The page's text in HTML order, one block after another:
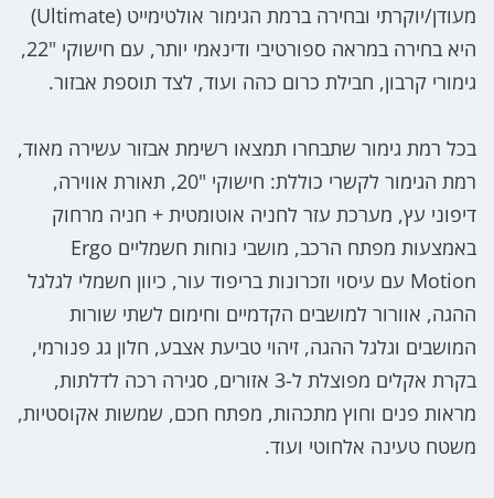
מעודן/יוקרתי ובחירה ברמת הגימור אולטימייט (Ultimate)
היא בחירה במראה ספורטיבי ודינאמי יותר, עם חישוקי "22,
גימורי קרבון, חבילת כרום כהה ועוד, לצד תוספת אבזור.
בכל רמת גימור שתבחרו תמצאו רשימת אבזור עשירה מאוד,
רמת הגימור לקשרי כוללת: חישוקי "20, תאורת אווירה,
דיפוני עץ, מערכת עזר לחניה אוטומטית + חניה מרחוק
באמצעות מפתח הרכב, מושבי נוחות חשמליים Ergo
Motion עם עיסוי וזכרונות בריפוד עור, כיוון חשמלי לגלגל
ההגה, אוורור למושבים הקדמיים וחימום לשתי שורות
המושבים וגלגל ההגה, זיהוי טביעת אצבע, חלון גג פנורמי,
בקרת אקלים מפוצלת ל-3 אזורים, סגירה רכה לדלתות,
מראות פנים וחוץ מתכהות, מפתח חכם, שמשות אקוסטיות,
משטח טעינה אלחוטי ועוד.